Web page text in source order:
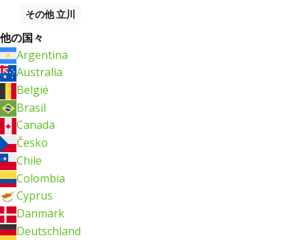
その他立川
他の国々
Argentina
Australia
België
Brasil
Canada
Česko
Chile
Colombia
Cyprus
Danmark
Deutschland